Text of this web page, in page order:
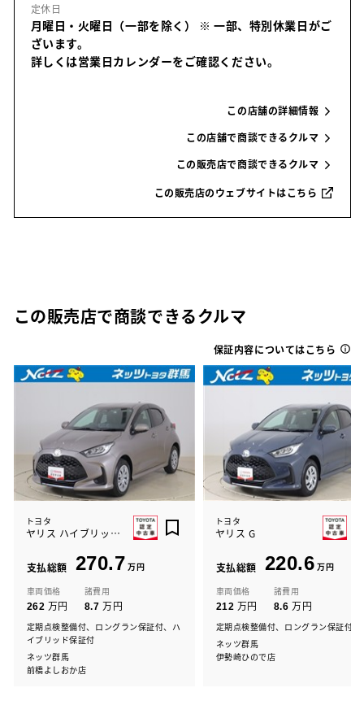
定休日
月曜日・火曜日（一部を除く）
※ 一部、特別休業日がご
ざいます。
詳しくは営業日カレンダーをご確認ください。
この店舗の詳細情報
この店舗で商談できるクルマ
この販売店で商談できるクルマ
この販売店のウェブサイトはこちら
この販売店で商談できるクルマ
保証内容についてはこちら
トヨタ
ヤリス ハイブリッド Z
支払総額 270.7 万円
車両価格
262 万円
諸費用
8.7 万円
定期点検整備付、ロングラン保証付、ハ
イブリッド保証付
ネッツ群馬
前橋よしおか店
トヨタ
ヤリス G
支払総額 220.6 万円
車両価格
212 万円
諸費用
8.6 万円
定期点検整備付、ロングラン保証付
ネッツ群馬
伊勢崎ひので店